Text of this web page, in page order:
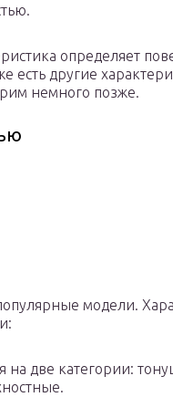
определяет
есть другие
немного позже.
модели.
на две категории: